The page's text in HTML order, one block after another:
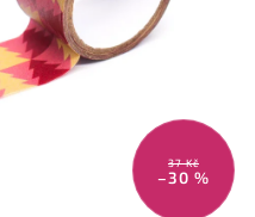
37 Kč
–30 %